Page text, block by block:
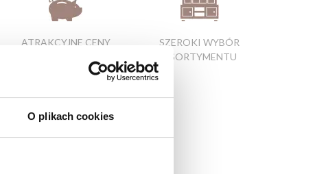
O plikach cookies
ATRAKCYJNE CENY
SZEROKI WYBÓR
ASORTYMENTU